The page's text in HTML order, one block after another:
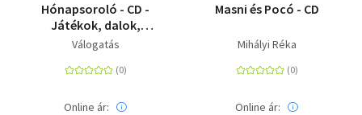
Hónapsoroló - CD -
Játékok, dalok,
mondókák -
foglalkoztató
Válogatás
Online ár:
Masni és Pocó - CD
Mihályi Réka
Online ár: